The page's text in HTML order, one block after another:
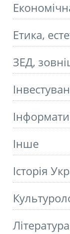
Етика,
ЗЕД,
Інше
Історія
Літературa